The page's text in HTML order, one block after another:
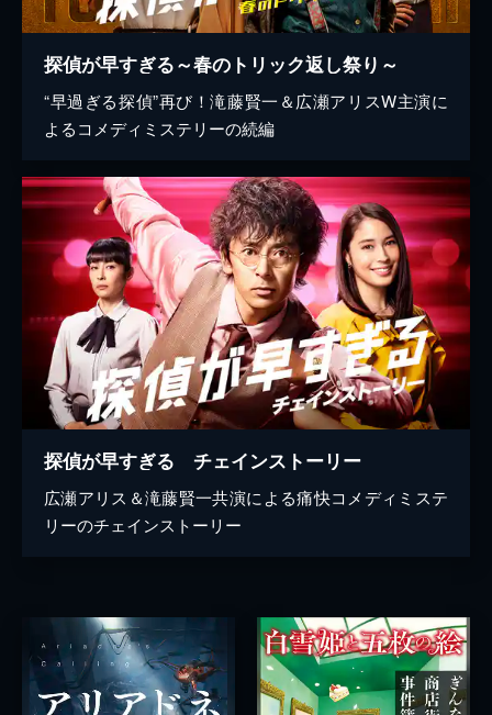
探偵が早すぎる～春のトリック返し祭り～
“早過ぎる探偵”再び！滝藤賢一＆広瀬アリスW主演に
よるコメディミステリーの続編
探偵が早すぎる チェインストーリー
広瀬アリス＆滝藤賢一共演による痛快コメディミステ
リーのチェインストーリー